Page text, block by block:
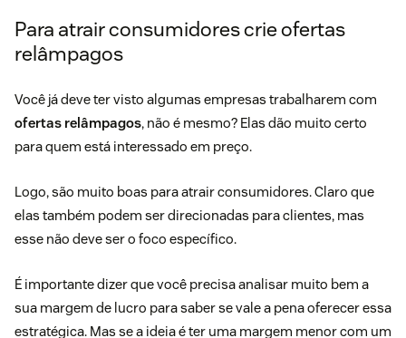
Para atrair consumidores crie ofertas
relâmpagos
Você já deve ter visto algumas empresas trabalharem com
ofertas relâmpagos, não é mesmo? Elas dão muito certo
para quem está interessado em preço.
Logo, são muito boas para atrair consumidores. Claro que
elas também podem ser direcionadas para clientes, mas
esse não deve ser o foco específico.
É importante dizer que você precisa analisar muito bem a
sua margem de lucro para saber se vale a pena oferecer essa
estratégica. Mas se a ideia é ter uma margem menor com um